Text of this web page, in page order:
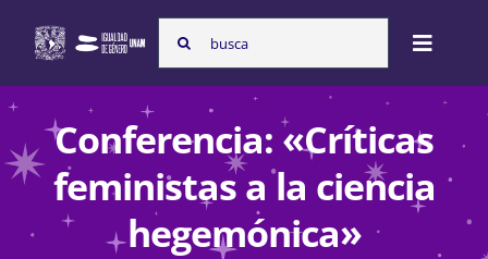
content
Search
for:
Toggle
Inicio
Nosotras
Conferencia: «Críticas
feministas a la ciencia
hegemónica»